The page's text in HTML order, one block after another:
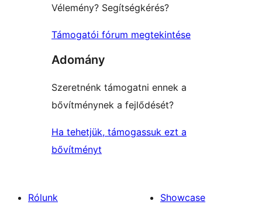
Vélemény? Segítségkérés?
Támogatói fórum megtekintése
Adomány
Szeretnénk támogatni ennek a
bővítménynek a fejlődését?
Ha tehetjük, támogassuk ezt a
bővítményt
Rólunk
Showcase